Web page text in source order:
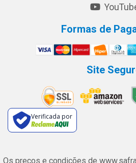
Formas de
Site
Verificada por
Os preços e condições de